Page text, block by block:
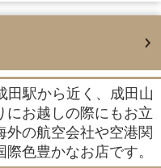
田駅から近く、成田山
にお越しの際にもお立
外の航空会社や空港関
色豊かなお店です。